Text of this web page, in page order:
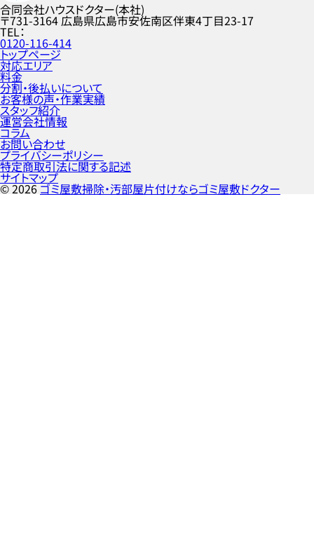
合同会社ハウスドクター(本社)
〒731-3164 広島県広島市安佐南区伴東4丁目23-17
TEL
0120-116-414
トップページ
対応エリア
料金
分割・後払いについて
お客様の声・作業実績
スタッフ紹介
運営会社情報
コラム
お問い合わせ
プライバシーポリシー
特定商取引法に関する記述
サイトマップ
©2026ゴミ屋敷掃除・汚部屋片付けならゴミ屋敷ドクター